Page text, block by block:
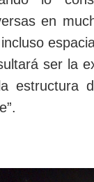
en
ser la
estructura